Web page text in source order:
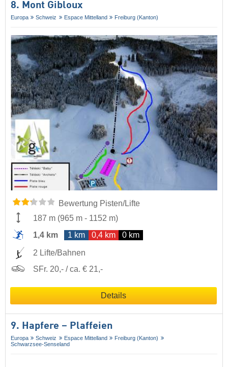
8. Mont Gibloux
Europa Schweiz Espace Mittelland Freiburg (Kanton)
Bewertung Pisten/Lifte
187 m (965 m - 1152 m)
1,4 km
1 km 0,4 km 0 km
2 Lifte/Bahnen
SFr. 20,- / ca. € 21,-
Details
9. Hapfere – Plaffeien
Europa Schweiz Espace Mittelland
Freiburg (Kanton)
Schwarzsee-Senseland